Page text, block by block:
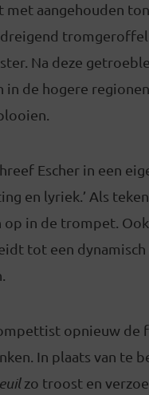
aangehouden
Na deze
in de hogere
Escher in een
en lyriek.’ Als
in de trompet.
tot een
opnieuw de
In plaats van te
zo troost en